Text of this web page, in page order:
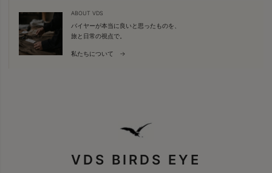
ABOUT VDS
バイヤーが本当に良いと思ったものを、
旅と日常の視点で。
私たちについて →
VDS BIRDS EYE